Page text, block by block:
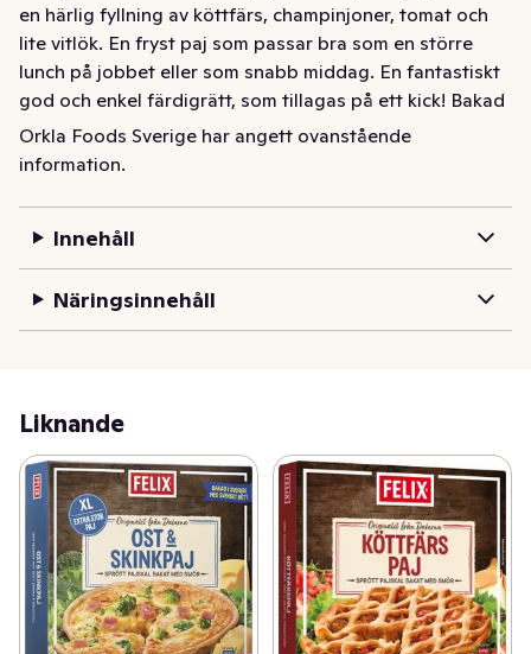
en härlig fyllning av köttfärs, champinjoner, tomat och
lite vitlök. En fryst paj som passar bra som en större
lunch på jobbet eller som snabb middag. En fantastiskt
god och enkel färdigrätt, som tillagas på ett kick! Bakad
med omsorg i Dalarna. Läs mer om Felix mat på felix.se.
Smaklig måltid!
och mustig tomatsås. Pajskalet är sprött och bakat med
Snabb & god lunch på bara 5 minuter! Felix XL paj
Bakad med omsorg i Dalarna. Läs mer om Felix
produkter på felix.se
Smaklig måltid!
Orkla Foods Sverige har angett ovanstående
information.
Innehåll
Näringsinnehåll
Liknande